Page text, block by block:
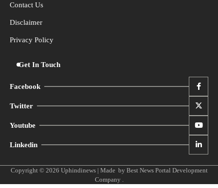
Contact Us
Disclaimer
Privacy Policy
Get In Touch
Facebook
Twitter
Youtube
Linkedin
Copyright © 2026 Uphindinews| Made by Best News Portal Development
Company.